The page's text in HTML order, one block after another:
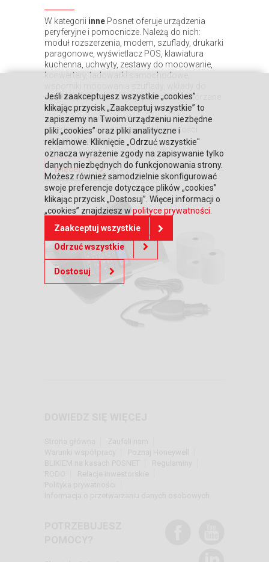
W kategorii inne Posnet oferuje urządzenia
peryferyjne i pomocnicze. Należą do nich:
moduł rozszerzenia, modem, szuflady, drukarki
paragonowe, wyświetlacz POS, klawiatura
kuchenna, uchwyty, zestawy do mocowanie,
konwertery, ładowarki samochodowe,
szuflad, papier termiczny, pokrowce i skórzane
etui. Znajduje się tu także oferta kas
samoobsługowych. Wszystko to są
przedmioty i urządzenia wysokiej jakości
i w przystępnej cenie.
Więcej
Jeśli zaakceptujesz wszystkie „cookies”
klikając przycisk „Zaakceptuj wszystkie” to
zapiszemy na Twoim urządzeniu niezbędne
pliki „cookies” oraz pliki analityczne i
reklamowe. Kliknięcie „Odrzuć wszystkie"
oznacza wyrażenie zgody na zapisywanie tylko
danych niezbędnych do funkcjonowania strony.
Możesz również samodzielnie skonfigurować
swoje preferencje dotyczące plików „cookies”
klikając przycisk „Dostosuj”. Więcej informacji o
„cookies” znajdziesz w polityce prywatności.
Zaakceptuj wszystkie
Odrzuć wszystkie
Dostosuj